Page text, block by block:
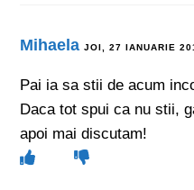
Mihaela JOI, 27 IANUARIE
Pai ia sa stii de acum
Daca tot spui ca nu stii,
apoi mai discutam!